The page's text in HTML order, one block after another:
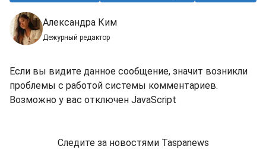
Александра Ким
Дежурный редактор
Если вы видите данное сообщение, значит возникли
проблемы с работой системы комментариев.
Возможно у вас отключен JavaScript
Следите за новостями Taspanews